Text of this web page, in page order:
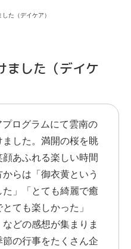
た（デイケア）
ました（デイケ
ログラムにて雲南の
した。満開の桜を眺
あふれる楽しい時間
らは「御衣黄という
」「とても綺麗で癒
ても楽しかった」
などの感想が集まりま
の行事をたくさん企